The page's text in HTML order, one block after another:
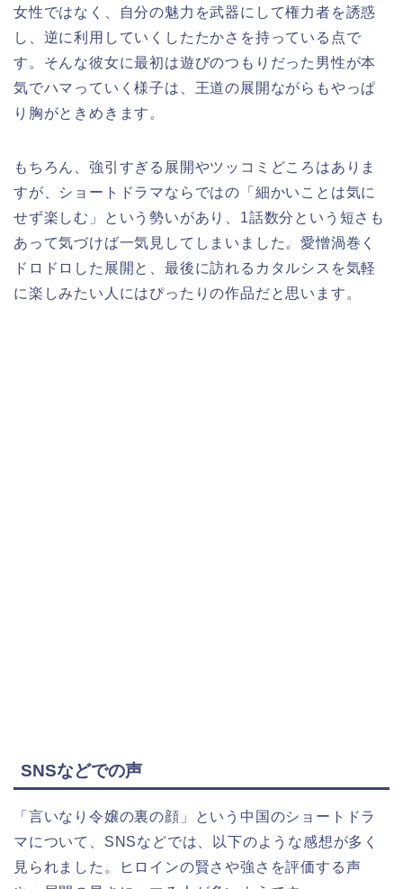
女性ではなく、自分の魅力を武器にして権力者を誘惑
し、逆に利用していくしたたかさを持っている点で
す。そんな彼女に最初は遊びのつもりだった男性が本
気でハマっていく様子は、王道の展開ながらもやっぱ
り胸がときめきます。
もちろん、強引すぎる展開やツッコミどころはありま
すが、ショートドラマならではの「細かいことは気に
せず楽しむ」という勢いがあり、1話数分という短さも
あって気づけば一気見してしまいました。愛憎渦巻く
ドロドロした展開と、最後に訪れるカタルシスを気軽
に楽しみたい人にはぴったりの作品だと思います。
SNSなどでの声
「言いなり令嬢の裏の顔」という中国のショートドラ
マについて、 SNSなどでは、以下のような感想が多く
見られました。ヒロインの賢さや強さを評価する声